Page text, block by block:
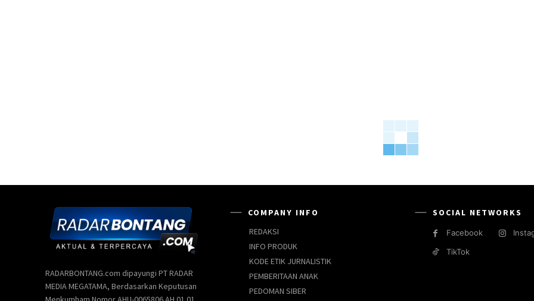
RADARBONTANG.com dipayungi PT RADAR
MEDIA MEGATAMA, Berdasarkan Keputusan
COMPANY INFO
REDAKSI
INFO PRODUK
KODE ETIK JURNALISTIK
PEMBERITAAN ANAK
PEDOMAN SIBER
SOCIAL NETWORKS
Facebook
TikTok